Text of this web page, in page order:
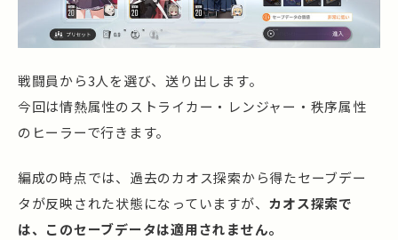
戦闘員から3人を選び、送り出します。
今回は情熱属性のストライカー・レンジャー・秩序属性
のヒーラーで行きます。
編成の時点では、過去のカオス探索から得たセーブデー
タが反映された状態になっていますが、 カオス探索で
は、このセーブデータは適用されません。